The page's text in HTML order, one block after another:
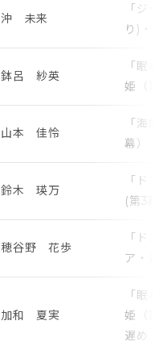
沖 未来
「ジ
り)・
鉢呂 紗英
「眠
姫（
山本 佳怜
「海
幕）・
鈴木 瑛万
「ド
(第3
穂谷野 花歩
「ド
ア・遅
加和 夏実
「眠
姫（第
遅め